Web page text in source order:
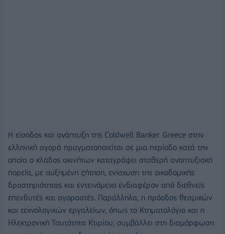
Η είσοδος και ανάπτυξη της Coldwell Banker Greece στην
ελληνική αγορά πραγματοποιείται σε μια περίοδο κατά την
οποία ο κλάδος ακινήτων καταγράφει σταθερή αναπτυξιακή
πορεία, με αυξημένη ζήτηση, ενίσχυση της οικοδομικής
δραστηριότητας και εντεινόμενο ενδιαφέρον από διεθνείς
επενδυτές και αγοραστές. Παράλληλα, η πρόοδος θεσμικών
και τεχνολογικών εργαλείων, όπως το Κτηματολόγιο και η
Ηλεκτρονική Ταυτότητα Κτιρίου, συμβάλλει στη διαμόρφωση